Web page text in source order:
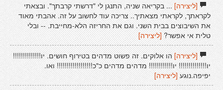
[ליצירה]... בקריאה שניה, התנגן לי "דרשתי קרבתך". ובצאתי
לקראתך, לקראתי מצאתיך.. צריכה עוד לחשוב על זה. אהבתי מאוד
את השיבוצים בבית השני. וגם את החריזה הלא-מחייבת. -- ובלי
טלית אי אפשר? [ליצירה]
[ליצירה]הו אלוקים. זה פשוט מדהים בטירוף חושים. יו!!!!!!!!!!!!!!
יו!!!!!!!!!!!!!! יו!!!!!!!!!!!! מדהים מדהים כ"כ!!!!!!!!!!!!!!!!!! ואו.
יפיפה.נוגע[ליצירה]